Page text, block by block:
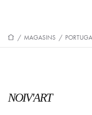
/ MAGASINS /
NOIV'ART